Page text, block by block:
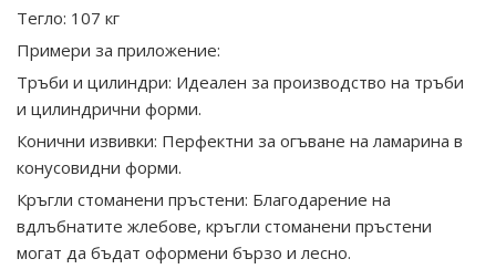
Тегло: 107 кг
Примери за приложение:
Тръби и цилиндри: Идеален за производство на тръби
и цилиндрични форми.
Конични извивки: Перфектни за огъване на ламарина в
конусовидни форми.
Кръгли стоманени пръстени: Благодарение на
вдлъбнатите жлебове, кръгли стоманени пръстени
могат да бъдат оформени бързо и лесно.